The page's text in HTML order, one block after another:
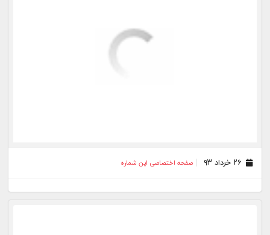
صفحه اختصاصی این شماره